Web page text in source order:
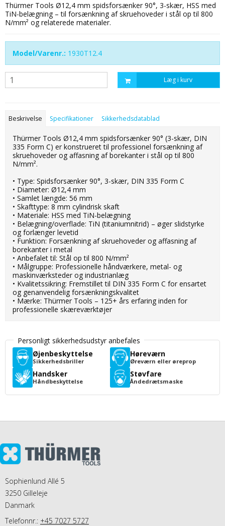
Thürmer Tools Ø12,4 mm spidsforsænker 90°, 3-skær, HSS med
TiN-belægning – til forsænkning af skruehoveder i stål op til 800
N/mm² og relaterede materialer.
Model/Varenr.: 1930T12.4
Læg i kurv
Beskrivelse Specifikationer Sikkerhedsdatablad
Thürmer Tools Ø12,4 mm spidsforsænker 90° (3-skær, DIN
335 Form C) er konstrueret til professionel forsænkning af
skruehoveder og affasning af borekanter i stål op til 800
N/mm².
• Type: Spidsforsænker 90°, 3-skær, DIN 335 Form C
• Diameter: Ø12,4 mm
• Samlet længde: 56 mm
• Skafttype: 8 mm cylindrisk skaft
• Materiale: HSS med TiN-belægning
• Belægning/overflade: TiN (titaniumnitrid) – øger slidstyrke
og forlænger levetid
• Funktion: Forsænkning af skruehoveder og affasning af
borekanter i metal
• Anbefalet til: Stål op til 800 N/mm²
• Målgruppe: Professionelle håndværkere, metal- og
maskinværksteder og industrianlæg
• Kvalitetssikring: Fremstillet til DIN 335 Form C for ensartet
og genanvendelig forsænkningskvalitet
• Mærke: Thürmer Tools – 125+ års erfaring inden for
professionelle skæreværktøjer
Personligt sikkerhedsudstyr anbefales
Øjenbeskyttelse
Sikkerhedsbriller
Høreværn
Øreværn eller øreprop
Handsker
Håndbeskyttelse
Støvfare
Åndedrætsmaske
Sophienlund Allé 5
3250 Gilleleje
Danmark
Telefonnr.: +45 7027 5727